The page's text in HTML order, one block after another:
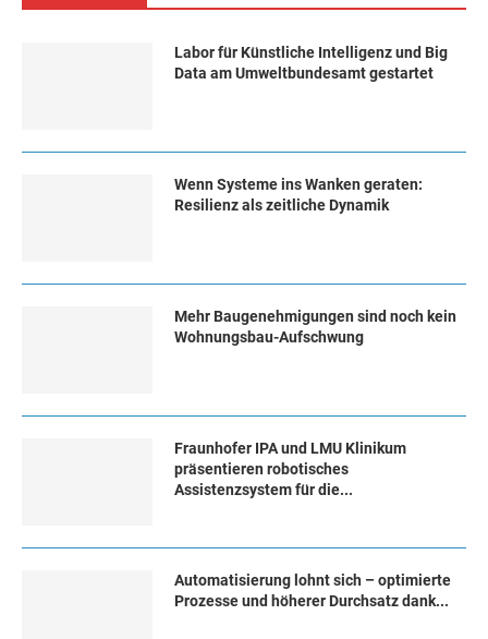
Labor für Künstliche Intelligenz und Big
Data am Umweltbundesamt gestartet
Wenn Systeme ins Wanken geraten:
Resilienz als zeitliche Dynamik
Mehr Baugenehmigungen sind noch kein
Wohnungsbau-Aufschwung
Fraunhofer IPA und LMU Klinikum
präsentieren robotisches
Assistenzsystem für die...
Automatisierung lohnt sich – optimierte
Prozesse und höherer Durchsatz dank...